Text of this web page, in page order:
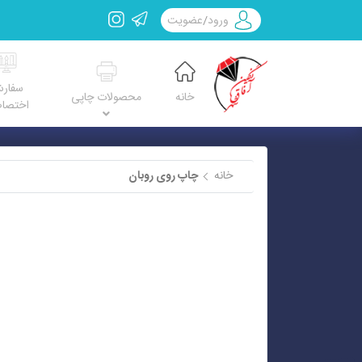
ورود/عضویت
خانه محصولات چاپی
خانه چاپ روی روبان